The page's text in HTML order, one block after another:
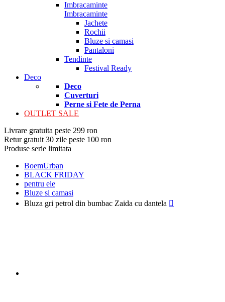
Imbracaminte
Imbracaminte
Jachete
Rochii
Bluze si camasi
Pantaloni
Tendinte
Festival Ready
Deco
Deco
Cuverturi
Perne si Fete de Perna
OUTLET SALE
Livrare gratuita peste 299 ron
Retur gratuit 30 zile peste 100 ron
Produse serie limitata
BoemUrban
BLACK FRIDAY
pentru ele
Bluze si camasi
Bluza gri petrol din bumbac Zaida cu dantela 